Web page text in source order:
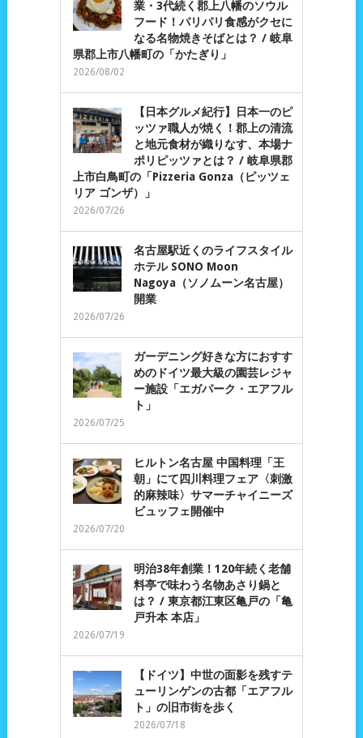
業・3代続く郡上八幡のソウル
フード！パリパリ食感がクセに
なる名物焼きそばとは？ / 岐阜
県郡上市八幡町の「かたぎり」
2026/08/02
【日本グルメ紀行】日本一のピ
ッツァ職人が焼く！郡上の清流
と地元食材が織りなす、本場ナ
ポリピッツァとは？ / 岐阜県郡
上市白鳥町の「Pizzeria Gonza（ピッツェ
リア ゴンザ）」
2026/07/26
名古屋駅近くのライフスタイル
ホテル SONO Moon
Nagoya（ソノムーン名古屋）
開業
2026/07/26
ガーデニング好きな方におすす
めのドイツ最大級の園芸レジャ
ー施設「エガパーク・エアフル
ト」
2026/07/25
ヒルトン名古屋 中国料理「王
朝」にて四川料理フェア〈刺激
的麻辣味〉サマーチャイニーズ
ビュッフェ開催中
2026/07/20
明治38年創業！120年続く老舗
料亭で味わう名物あさり鍋と
は？ / 東京都江東区亀戸の「亀
戸升本 本店」
2026/07/19
【ドイツ】中世の面影を残すテ
ューリンゲンの古都「エアフル
ト」の旧市街を歩く
2026/07/18